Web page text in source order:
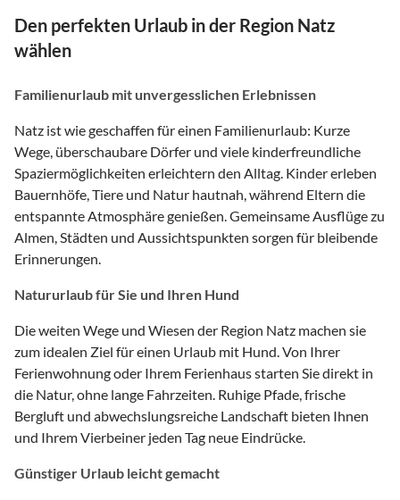
Den perfekten Urlaub in der Region Natz
wählen
Familienurlaub mit unvergesslichen Erlebnissen
Natz ist wie geschaffen für einen Familienurlaub: Kurze
Wege, überschaubare Dörfer und viele kinderfreundliche
Spaziermöglichkeiten erleichtern den Alltag. Kinder erleben
Bauernhöfe, Tiere und Natur hautnah, während Eltern die
entspannte Atmosphäre genießen. Gemeinsame Ausflüge zu
Almen, Städten und Aussichtspunkten sorgen für bleibende
Erinnerungen.
Natururlaub für Sie und Ihren Hund
Die weiten Wege und Wiesen der Region Natz machen sie
zum idealen Ziel für einen Urlaub mit Hund. Von Ihrer
Ferienwohnung oder Ihrem Ferienhaus starten Sie direkt in
die Natur, ohne lange Fahrzeiten. Ruhige Pfade, frische
Bergluft und abwechslungsreiche Landschaft bieten Ihnen
und Ihrem Vierbeiner jeden Tag neue Eindrücke.
Günstiger Urlaub leicht gemacht